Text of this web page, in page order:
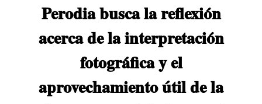
Perodia busca la reflexión
acerca de la interpretación
fotográfica y el
aprovechamiento útil de la